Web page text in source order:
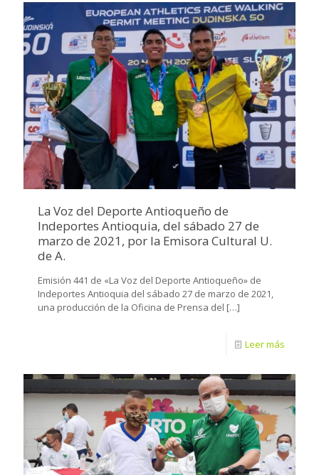
La Voz del Deporte Antioqueño de
Indeportes Antioquia, del sábado 27 de
marzo de 2021, por la Emisora Cultural U.
de A.
Emisión 441 de «La Voz del Deporte Antioqueño» de
Indeportes Antioquia del sábado 27 de marzo de 2021,
una producción de la Oficina de Prensa del […]
Leer más